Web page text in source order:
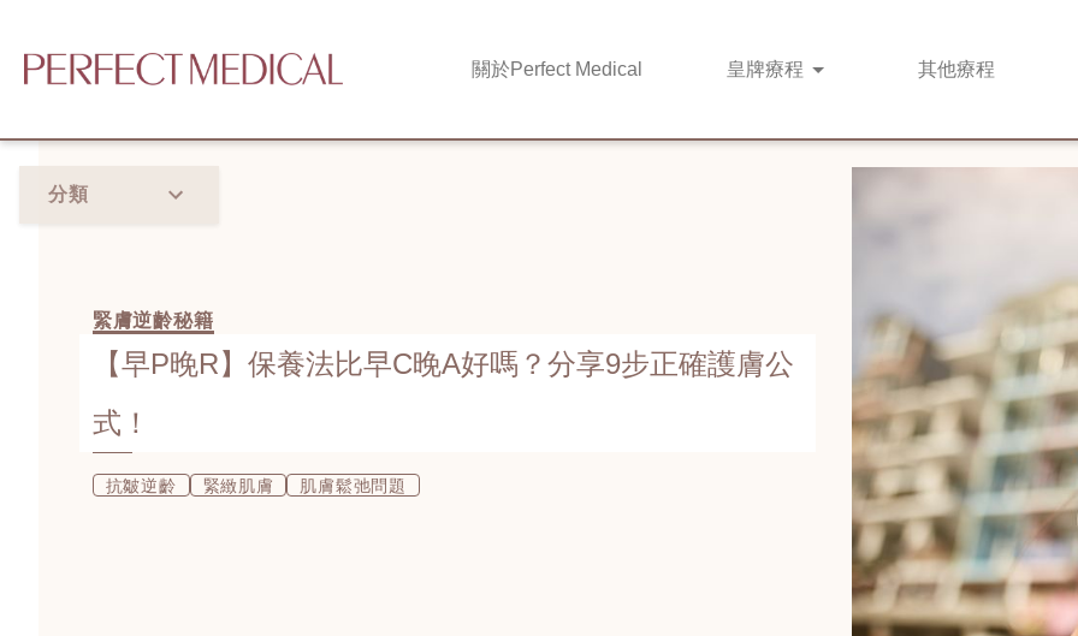
關於Perfect Medical 皇牌療程 其他療程
分類
緊膚逆齡秘籍
【早P晚R】保養法比早C晚A好嗎？分享9步正確護膚公
式！
抗皺逆齡 緊緻肌膚 肌膚鬆弛問題